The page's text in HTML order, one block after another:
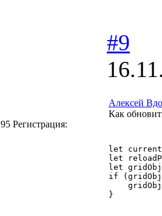
95 Регистрация:
#9
Алексей
Как
let
let
let
if
}